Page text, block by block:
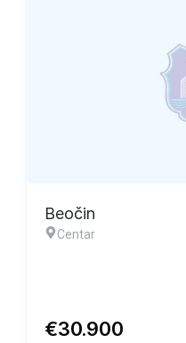
Beočin
Centar
€30.900